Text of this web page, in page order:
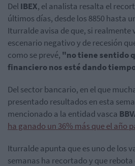
DelIBEX, el analista resalta el
últimos días, desde los 8850 hasta
Iturralde avisa de que, si realmente
escenario negativo y de recesión
como se prevé, "no tiene sentido
financiero nos esté dando
Del sector bancario, en el que
presentado resultados en esta
mencionado a la entidad vasca
ha ganado un 36% más que el año
Iturralde apunta que es uno de los
semanas ha recortado y que rebota